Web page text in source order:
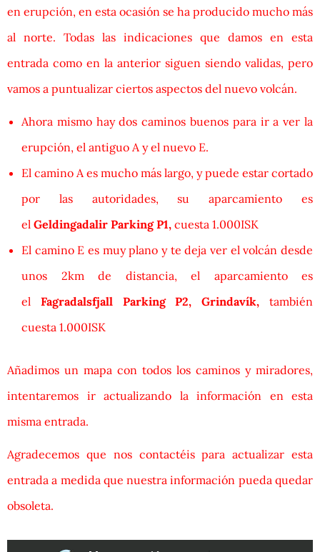
en erupción, en esta ocasión se ha producido mucho más
al norte. Todas las indicaciones que damos en esta
entrada como en la anterior siguen siendo validas, pero
vamos a puntualizar ciertos aspectos del nuevo volcán.
Ahora mismo hay dos caminos buenos para ir a ver la
erupción, el antiguo A y el nuevo E.
El camino A es mucho más largo, y puede estar cortado
por las autoridades, su aparcamiento es
el Geldingadalir Parking P1, cuesta 1.000ISK
El camino E es muy plano y te deja ver el volcán desde
unos 2km de distancia, el aparcamiento es
el Fagradalsfjall Parking P2, Grindavík,también
cuesta 1.000ISK
Añadimos un mapa con todos los caminos y miradores,
intentaremos ir actualizando la información en esta
misma entrada.
Agradecemos que nos contactéis para actualizar esta
entrada a medida que nuestra información pueda quedar
obsoleta.